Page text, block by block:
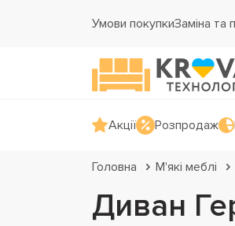
Умови покупкиЗаміна та
Акції Розпродаж
Головна М'які меблі
Диван